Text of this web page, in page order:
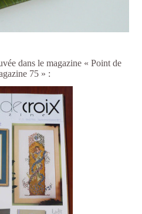
dans le magazine « Point de
75 » :